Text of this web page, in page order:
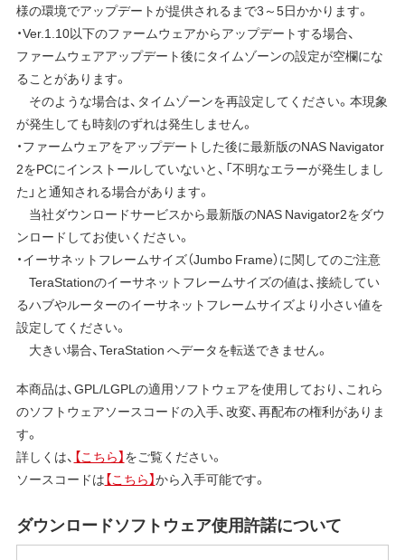
様の環境でアップデートが提供されるまで3～5日かかります。
・Ver.1.10以下のファームウェアからアップデートする場合、
ファームウェアアップデート後にタイムゾーンの設定が空欄にな
ることがあります。
そのような場合は、タイムゾーンを再設定してください。本現象
が発生しても時刻のずれは発生しません。
・ファームウェアをアップデートした後に最新版のNAS Navigator
2をPCにインストールしていないと、「不明なエラーが発生しまし
た」と通知される場合があります。
当社ダウンロードサービスから最新版のNAS Navigator2をダウ
ンロードしてお使いください。
・イーサネットフレームサイズ（Jumbo Frame）に関してのご注意
TeraStationのイーサネットフレームサイズの値は、接続してい
るハブやルーターのイーサネットフレームサイズより小さい値を
設定してください。
大きい場合、TeraStation へデータを転送できません。
本商品は、GPL/LGPLの適用ソフトウェアを使用しており、これら
のソフトウェアソースコードの入手、改変、再配布の権利がありま
す。
詳しくは、 【こちら】をご覧ください。
ソースコードは【こちら】から入手可能です。
ダウンロードソフトウェア使用許諾について